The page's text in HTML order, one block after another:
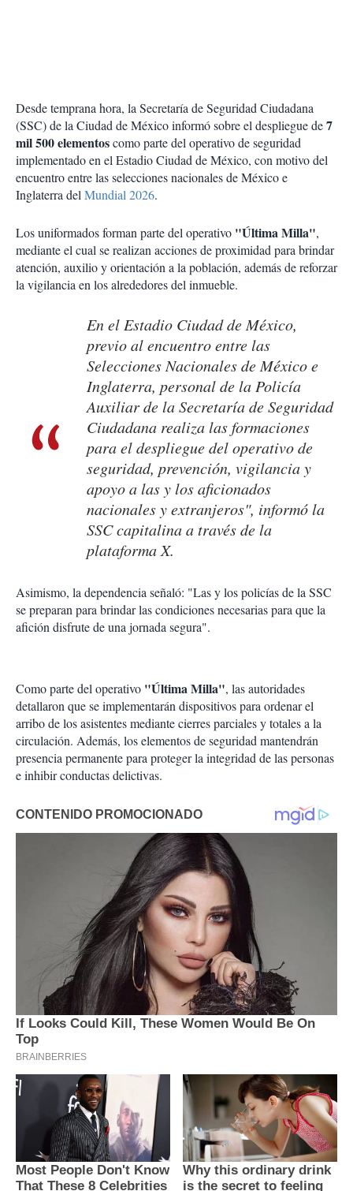
Desde temprana hora, la Secretaría de Seguridad Ciudadana
(SSC) de la Ciudad de México informó sobre el despliegue de7
mil 500 elementoscomo parte del operativo de seguridad
implementado en el Estadio Ciudad de México, con motivo del
encuentro entre las selecciones nacionales de México e
Inglaterra delMundial 2026.
Los uniformados forman parte del operativo "Última Milla",
mediante el cual se realizan acciones de proximidad para brindar
atención, auxilio y orientación a la población, además de reforzar
la vigilancia en los alrededores del inmueble.
En el Estadio Ciudad de México,
previo al encuentro entre las
Selecciones Nacionales de México e
Inglaterra, personal de la Policía
Auxiliar de la Secretaría de Seguridad
Ciudadana realiza las formaciones
para el despliegue del operativo de
seguridad, prevención, vigilancia y
apoyo a las y los aficionados
nacionales y extranjeros", informó la
SSC capitalina a través de la
plataforma X.
Asimismo, la dependencia señaló: "Las y los policías de la SSC
se preparan para brindar las condiciones necesarias para que la
afición disfrute de una jornada segura".
Como parte del operativo "Última Milla", las autoridades
detallaron que se implementarán dispositivos para ordenar el
arribo de los asistentes mediante cierres parciales y totales a la
circulación. Además, los elementos de seguridad mantendrán
presencia permanente para proteger la integridad de las personas
e inhibir conductas delictivas.